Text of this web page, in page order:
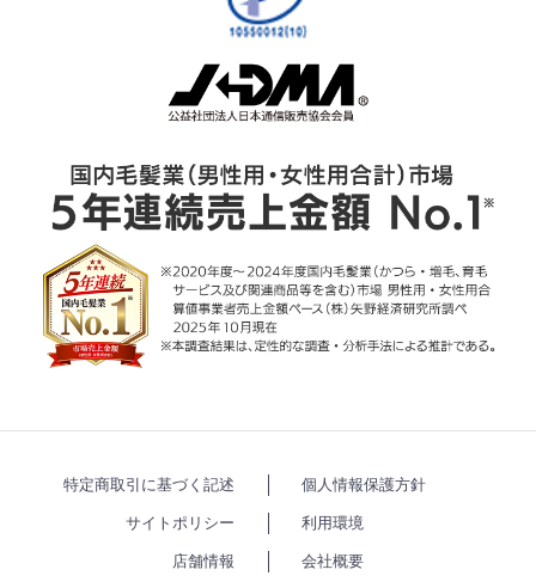
特定商取引に基づく記述 個人情報保護方針
サイトポリシー 利用環境
店舗情報 会社概要